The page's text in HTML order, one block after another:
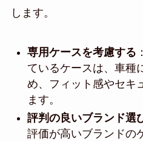
します。
専用ケースを考慮する
ているケースは、車種
め、フィット感やセキ
ます。
評判の良いブランド選
評価が高いブランドの